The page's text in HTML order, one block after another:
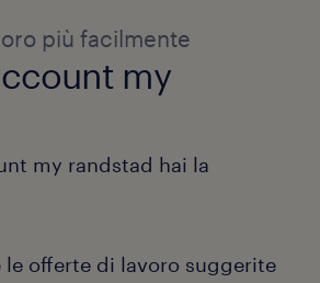
più facilmente
my
my randstad hai la
le offerte di lavoro suggerite